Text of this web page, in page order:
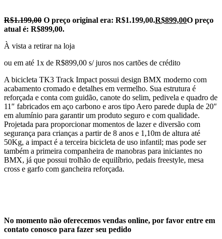
R$1.199,00 O preço original era: R$1.199,00.R$899,00O preço
atual é: R$899,00.
À vista a retirar na loja
ou em até 1x de R$899,00 s/ juros nos cartões de crédito
A bicicleta TK3 Track Impact possui design BMX moderno com
acabamento cromado e detalhes em vermelho. Sua estrutura é
reforçada e conta com guidão, canote do selim, pedivela e quadro de
11″ fabricados em aço carbono e aros tipo Aero parede dupla de 20″
em alumínio para garantir um produto seguro e com qualidade.
Projetada para proporcionar momentos de lazer e diversão com
segurança para crianças a partir de 8 anos e 1,10m de altura até
50Kg, a impact é a terceira bicicleta de uso infantil; mas pode ser
também a primeira companheira de manobras para iniciantes no
BMX, já que possui trolhão de equilíbrio, pedais freestyle, mesa
cross e garfo com gancheira reforçada.
No momento não oferecemos vendas online, por favor entre em
contato conosco para fazer seu pedido